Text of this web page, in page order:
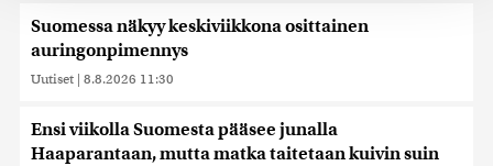
jaamme sosiaalisen median, mainosalan ja analytiikka-
alan kumppaneillemme tietoja siitä, miten käytät
sivustoamme. Kumppanimme voivat yhdistää näitä
kerätty, kun olet käyttänyt heidän palvelujaan. Tietoja
saatetaan myös siirtää ulkomaille.
Suomessa näkyy keskiviikkona osittainen
auringonpimennys
Uutiset | 8.8.2026 11:30
Ensi viikolla Suomesta pääsee junalla
Haaparantaan, mutta matka taitetaan kuivin suin